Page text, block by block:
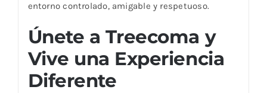
entorno controlado, amigable y respetuoso.
Únete a Treecoma y
Vive una Experiencia
Diferente